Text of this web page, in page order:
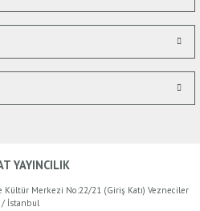
YAYINCILIK
Kültür Merkezi No:22/21 (Giriş Katı) Vezneciler
/ İstanbul